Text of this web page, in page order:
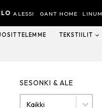
ALESSI GANT HOME LINUM
TEKSTIILIT
SESONKI & ALE
SESONKI & ALE
SESONKI & ALE